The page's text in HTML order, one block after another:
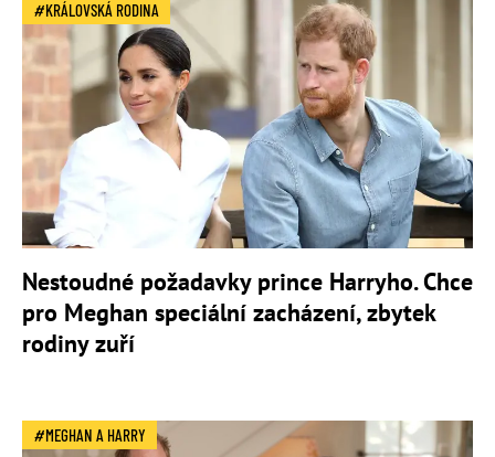
KRÁLOVSKÁ RODINA
Nestoudné požadavky prince Harryho. Chce
pro Meghan speciální zacházení, zbytek
rodiny zuří
MEGHAN A HARRY